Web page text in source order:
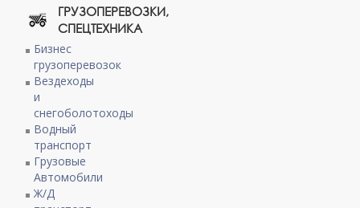
ГРУЗОПЕРЕВОЗКИ,
СПЕЦТЕХНИКА
Бизнес
грузоперевозок
Вездеходы
и
снегоболотоходы
Водный
транспорт
Грузовые
Автомобили
Ж/Д